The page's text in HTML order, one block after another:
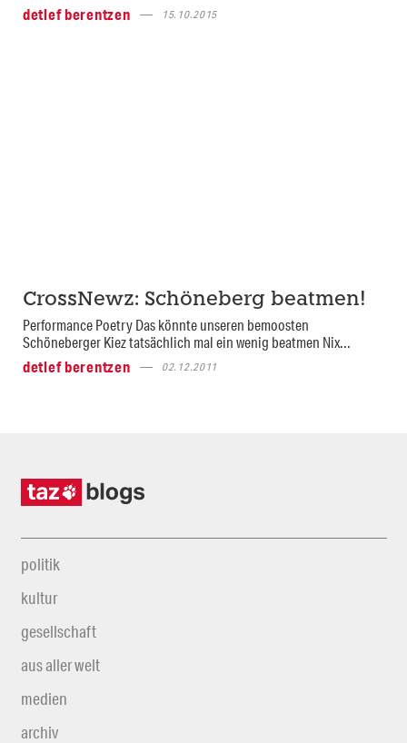
detlef berentzen
15.10.2015
CrossNewz: Schöneberg beatmen!
Performance Poetry Das könnte unseren bemoosten
Schöneberger Kiez tatsächlich mal ein wenig beatmen Nix...
detlef berentzen
02.12.2011
politik
kultur
gesellschaft
aus aller welt
medien
archiv